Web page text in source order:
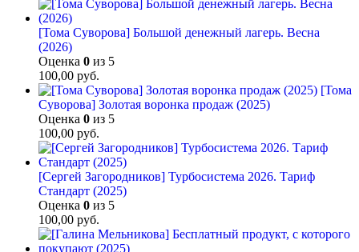
[Тома Суворова] Большой денежный лагерь. Весна
(2026)
Оценка 0 из 5
100,00 руб.
[Тома
Суворова] Золотая воронка продаж (2025)
Оценка 0 из 5
100,00 руб.
[Сергей Загородников] Турбосистема 2026. Тариф
Стандарт (2025)
Оценка 0 из 5
100,00 руб.